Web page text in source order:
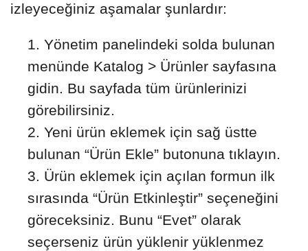
izleyeceğiniz aşamalar şunlardır:
Yönetim panelindeki solda bulunan
menünde Katalog > Ürünler sayfasına
gidin. Bu sayfada tüm ürünlerinizi
görebilirsiniz.
Yeni ürün eklemek için sağ üstte
bulunan “Ürün Ekle” butonuna tıklayın.
Ürün eklemek için açılan formun ilk
sırasında “Ürün Etkinleştir” seçeneğini
göreceksiniz. Bunu “Evet” olarak
seçerseniz ürün yüklenir yüklenmez